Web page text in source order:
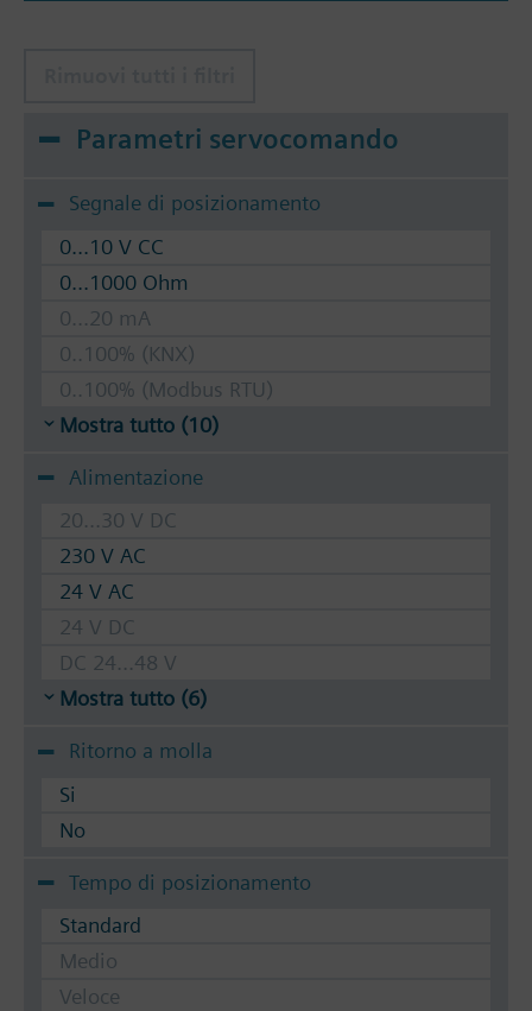
Parametri servocomando
Segnale di posizionamento
0...10 V CC
0...1000 Ohm
0...20 mA
0..100% (KNX)
0..100% (Modbus RTU)
Mostra tutto (10)
Alimentazione
20...30 V DC
230 V AC
24 V AC
24 V DC
DC 24...48 V
Mostra tutto (6)
Ritorno a molla
Si
No
Tempo di posizionamento
Standard
Medio
Veloce